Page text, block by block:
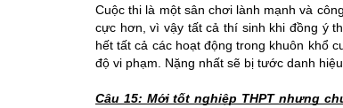
Cuộc thi là một sân chơi lành mạnh và
cực hơn, vì vậy tất cả thí sinh khi đồng ý
hết tất cả các hoạt động trong khuôn khổ
độ vi phạm. Nặng nhất sẽ bị tước danh hiệu.
Câu 15: Mới tốt nghiệp THPT nhưng